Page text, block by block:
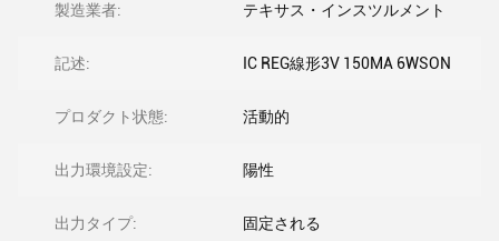
製造業者: テキサス・インスツルメント
記述: IC REG線形3V 150MA 6WSON
プロダクト状態: 活動的
出力環境設定: 陽性
出力タイプ: 固定される